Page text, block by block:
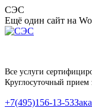
Перейти
к
содержанию
СЭС
Ещё один сайт на
Все услуги
Круглосуточный прием
+7(495)156-13-53